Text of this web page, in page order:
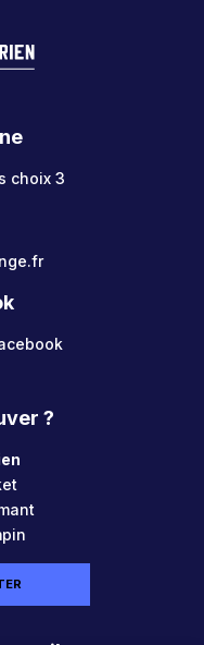
choix 3
?